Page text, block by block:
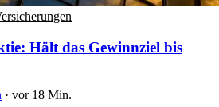
Hält das Gewinnziel bis
· vor 18 Min.